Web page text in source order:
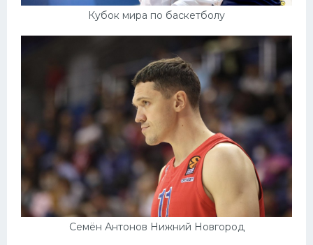
Кубок мира по баскетболу
Семён Антонов Нижний Новгород